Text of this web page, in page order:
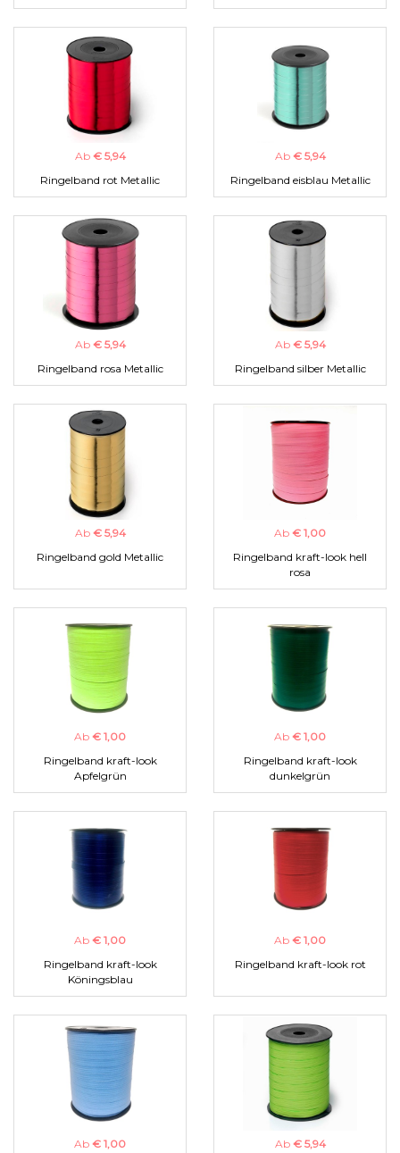
Ab € 5,94
Ringelband rot Metallic
Ab € 5,94
Ringelband eisblau Metallic
Ab € 5,94
Ringelband rosa Metallic
Ab € 5,94
Ringelband silber Metallic
Ab € 5,94
Ringelband gold Metallic
Ab € 1,00
Ringelband kraft-look hell
rosa
Ab € 1,00
Ringelband kraft-look
Apfelgrün
Ab € 1,00
Ringelband kraft-look
dunkelgrün
Ab € 1,00
Ringelband kraft-look
Köningsblau
Ab € 1,00
Ringelband kraft-look rot
Ab € 1,00 Ab € 5,94